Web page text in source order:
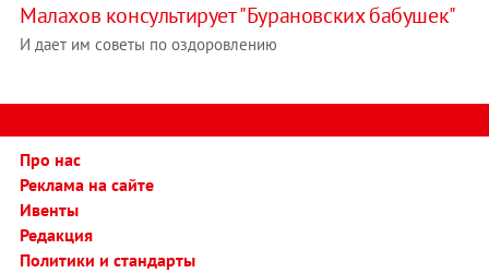
Малахов консультирует "Бурановских бабушек"
И дает им советы по оздоровлению
Про нас
Реклама на сайте
Ивенты
Редакция
Политики и стандарты